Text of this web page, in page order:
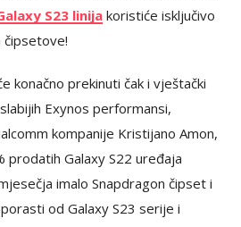
S23 linijakoristiće isključivo
čipsetove!
konačno prekinuti čak i vještački
Exynos performansi,
kompanije Kristijano Amon,
prodatih Galaxy S22 uređaja
imalo Snapdragon čipset i
od Galaxy S23 serije i